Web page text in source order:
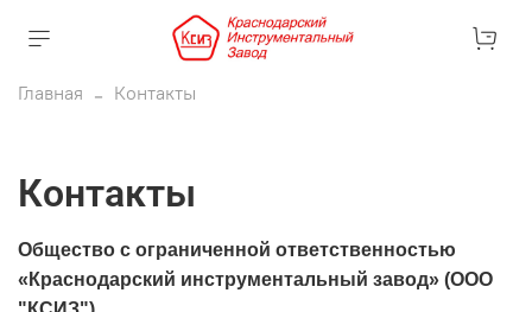
Главная Контакты
Контакты
Общество с ограниченной ответственностью
«Краснодарский инструментальный завод» (ООО